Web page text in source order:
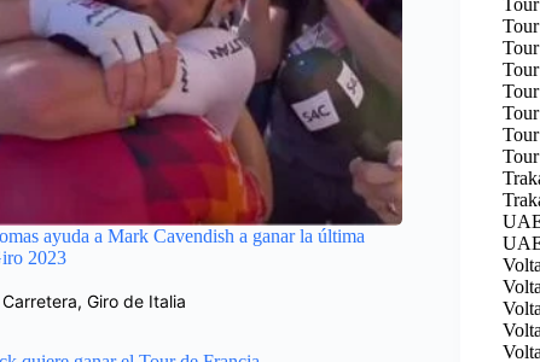
ayuda a Mark Cavendish a ganar la última
2023
Carretera,Giro de Italia